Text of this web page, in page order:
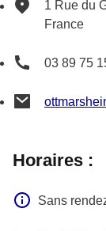
1 Rue du
France
03 89 75
Horaires :
Sans